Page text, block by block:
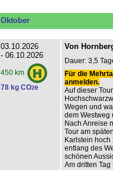
Oktober
03.10.2026
- 06.10.2026
450 km
78 kg CO2e
Von
Dauer: 3,5
Für die
anmelden.
Auf dieser
Wegen und
dem Westweg
Nach Anreise
Tour am
Karlstein
entlang des
schönen
Am dritten